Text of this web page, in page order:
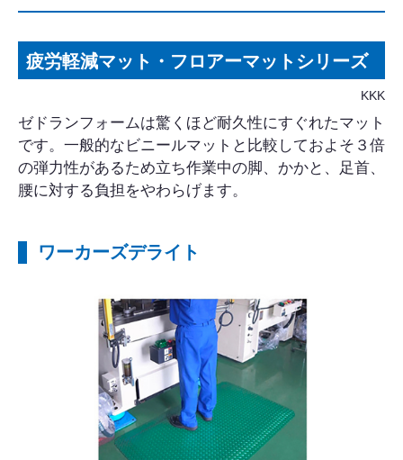
疲労軽減マット・フロアーマットシリーズ
KKK
ゼドランフォームは驚くほど耐久性にすぐれたマット
です。一般的なビニールマットと比較しておよそ３倍
の弾力性があるため立ち作業中の脚、かかと、足首、
腰に対する負担をやわらげます。
ワーカーズデライト